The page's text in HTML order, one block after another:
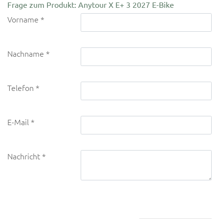
Frage zum Produkt: Anytour X E+ 3 2027 E-Bike
Vorname
Nachname
Telefon
E-Mail
Nachricht